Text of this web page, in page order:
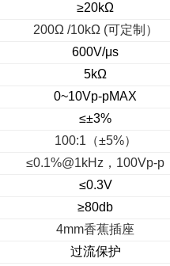
≥20kΩ
200Ω /10kΩ (可定制）
600V/μs
5kΩ
0~10Vp-pMAX
≤±3%
100:1 （±5%）
≤0.1%@1kHz ， 100Vp-p
≤0.3V
≥80db
4mm香蕉插座
过流保护